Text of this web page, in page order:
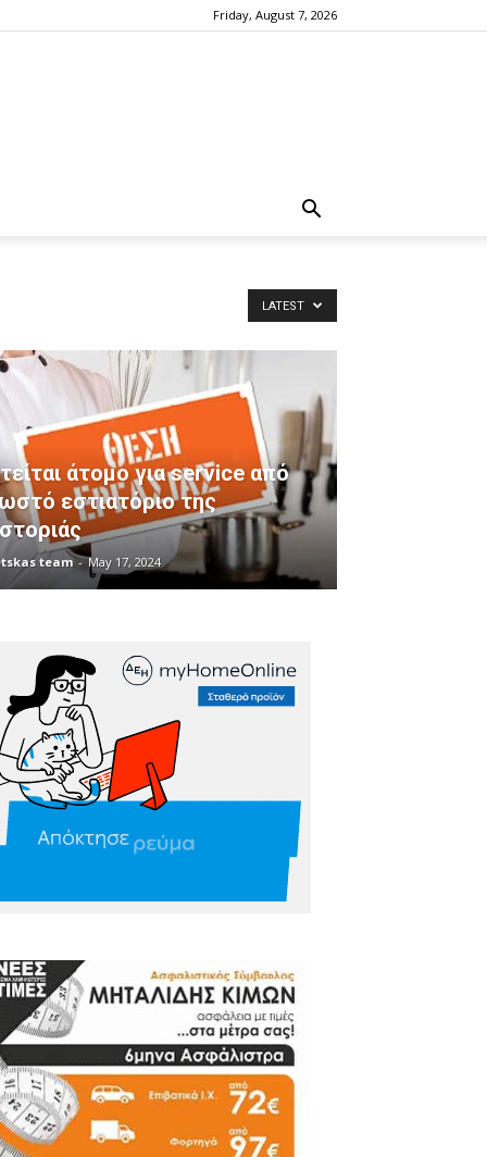
Friday, August 7, 2026
LATEST
άτομο για service από
εστιατόριο της
team - May 17, 2024